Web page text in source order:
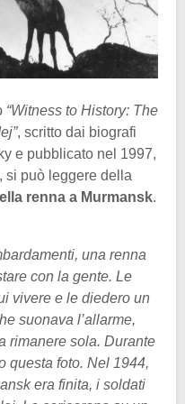
“Witness to History: The
, scritto dai biografi
e pubblicato nel 1997,
si può leggere della
renna a Murmansk.
una renna
con la gente. Le
vivere e le diedero un
suonava l’allarme,
rimanere sola. Durante
questa foto. Nel 1944,
era finita, i soldati